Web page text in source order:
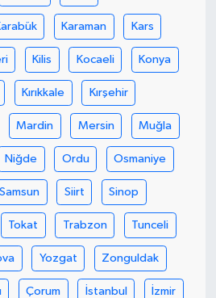
Karaman Kars
Kilis Kocaeli Konya
Kırıkkale Kırşehir
Mardin Mersin Muğla
Niğde Ordu Osmaniye
Samsun Siirt Sinop
Tokat Trabzon Tunceli
Yozgat Zonguldak
Çorum İstanbul İzmir